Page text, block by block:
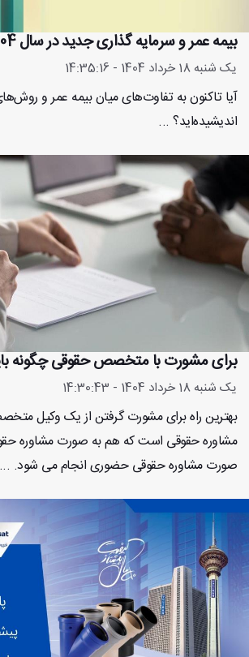
بیمه عمر و سرمایه گذاری جدید در سال 1404
یک شنبه 18 خرداد 1404 - 14:35:16
آیا تاکنون به تفاوت‌های میان بیمه عمر و
اندیشیده‌اید؟ ...
برای مشورت با متخصص حقوقی چگونه
یک شنبه 18 خرداد 1404 - 14:30:43
بهترین راه برای مشورت گرفتن از یک وکیل
مشاوره حقوقی است که هم به صورت مشاوره
صورت مشاوره حقوقی حضوری انجام می شود. ...